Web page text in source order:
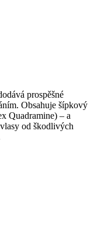
prospěšné
Obsahuje šípkový
Quadramine) – a
od škodlivých